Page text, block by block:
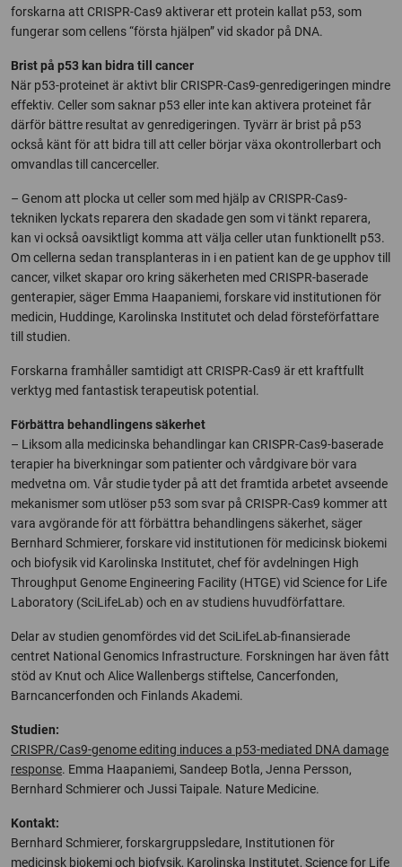
forskarna att CRISPR-Cas9 aktiverar ett protein kallat p53, som
fungerar som cellens “första hjälpen” vid skador på DNA.
Brist på p53 kan bidra till cancer
När p53-proteinet är aktivt blir CRISPR-Cas9-genredigeringen mindre
effektiv. Celler som saknar p53 eller inte kan aktivera proteinet får
därför bättre resultat av genredigeringen. Tyvärr är brist på p53
också känt för att bidra till att celler börjar växa okontrollerbart och
omvandlas till cancerceller.
– Genom att plocka ut celler som med hjälp av CRISPR-Cas9-
tekniken lyckats reparera den skadade gen som vi tänkt reparera,
kan vi också oavsiktligt komma att välja celler utan funktionellt p53.
Om cellerna sedan transplanteras in i en patient kan de ge upphov till
cancer, vilket skapar oro kring säkerheten med CRISPR-baserade
genterapier, säger Emma Haapaniemi, forskare vid institutionen för
medicin, Huddinge, Karolinska Institutet och delad försteförfattare
till studien.
Forskarna framhåller samtidigt att CRISPR-Cas9 är ett kraftfullt
verktyg med fantastisk terapeutisk potential.
Förbättra behandlingens säkerhet
– Liksom alla medicinska behandlingar kan CRISPR-Cas9-baserade
terapier ha biverkningar som patienter och vårdgivare bör vara
medvetna om. Vår studie tyder på att det framtida arbetet avseende
mekanismer som utlöser p53 som svar på CRISPR-Cas9 kommer att
vara avgörande för att förbättra behandlingens säkerhet, säger
Bernhard Schmierer, forskare vid institutionen för medicinsk biokemi
och biofysik vid Karolinska Institutet, chef för avdelningen High
Throughput Genome Engineering Facility (HTGE) vid Science for Life
Laboratory (SciLifeLab) och en av studiens huvudförfattare.
Delar av studien genomfördes vid det SciLifeLab-finansierade
centret National Genomics Infrastructure. Forskningen har även fått
stöd av Knut och Alice Wallenbergs stiftelse, Cancerfonden,
Barncancerfonden och Finlands Akademi.
Studien:
CRISPR/Cas9-genome editing induces a p53-mediated DNA damage
response. Emma Haapaniemi, Sandeep Botla, Jenna Persson,
Bernhard Schmierer och Jussi Taipale. Nature Medicine.
Kontakt:
Bernhard Schmierer, forskargruppsledare, Institutionen för
medicinsk biokemi och biofysik, Karolinska Institutet, Science for Life